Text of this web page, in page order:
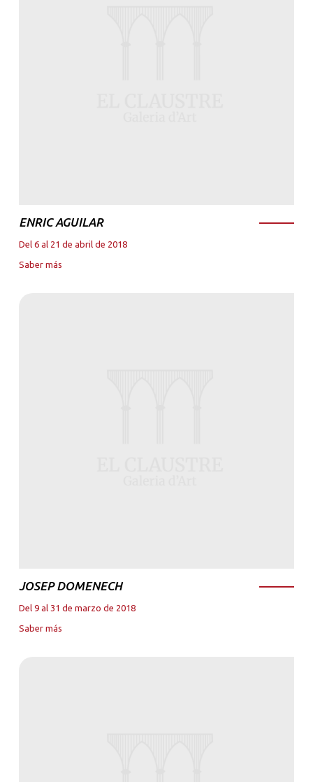
ENRIC AGUILAR
Del 6 al 21 de abril de 2018
Saber más
JOSEP DOMENECH
Del 9 al 31 de marzo de 2018
Saber más